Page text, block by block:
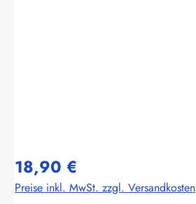
18,90 €
Preise inkl. MwSt. zzgl. Versandkosten